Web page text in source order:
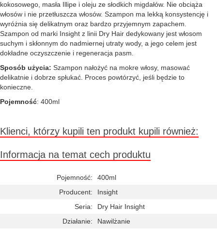
kokosowego, masła Illipe i oleju ze słodkich migdałów. Nie obciąża
włosów i nie przetłuszcza włosów. Szampon ma lekką konsystencję i
wyróżnia się delikatnym oraz bardzo przyjemnym zapachem.
Szampon od marki Insight z linii Dry Hair dedykowany jest włosom
suchym i skłonnym do nadmiernej utraty wody, a jego celem jest
dokładne oczyszczenie i regeneracja pasm.
Sposób użycia: Szampon nałożyć na mokre włosy, masować
delikatnie i dobrze spłukać. Proces powtórzyć, jeśli będzie to
konieczne.
Pojemność: 400ml
Klienci, którzy kupili ten produkt kupili również:
Informacja na temat cech produktu
Pojemność:
400ml
Producent:
Insight
Seria:
Dry Hair Insight
Działanie:
Nawilżanie